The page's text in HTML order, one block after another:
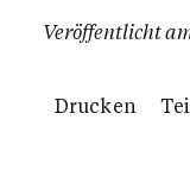
Veröffentlicht
Drucken